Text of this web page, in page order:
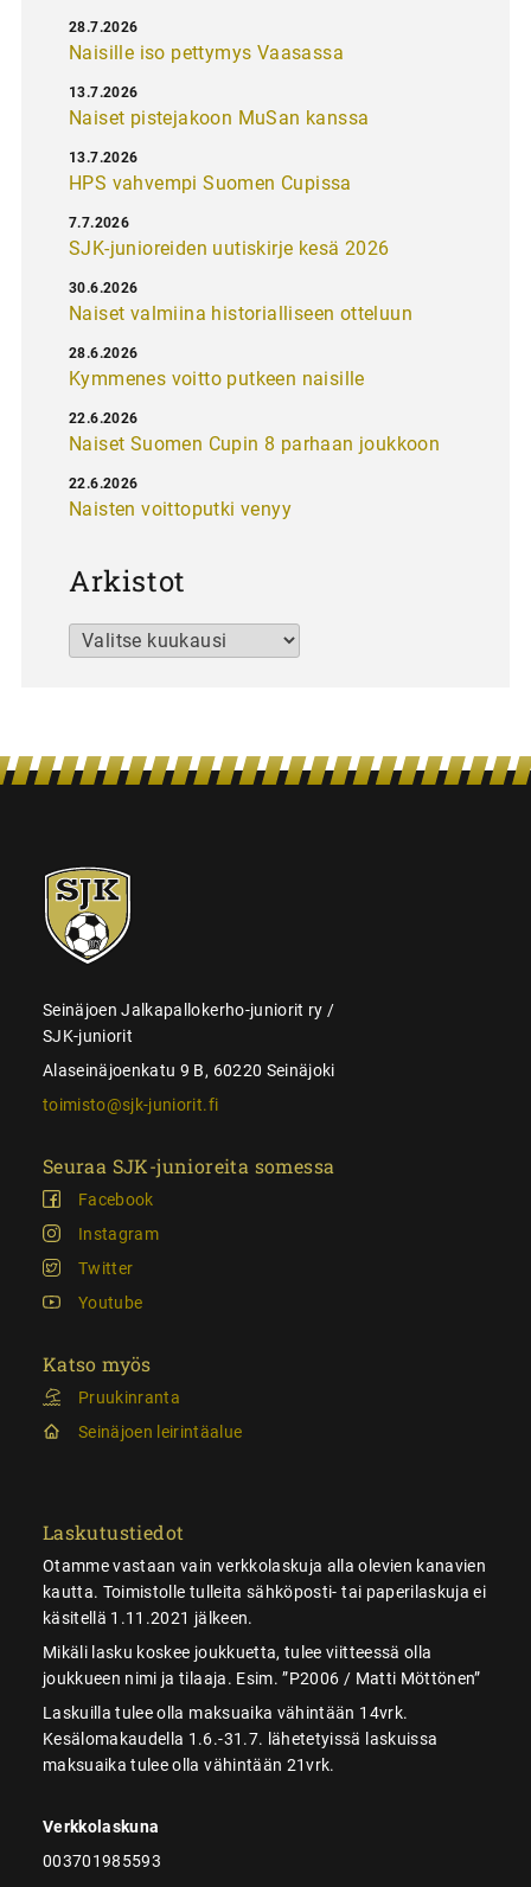
Naisille iso pettymys Vaasassa
28.7.2026
Naiset pistejakoon MuSan kanssa
13.7.2026
HPS vahvempi Suomen Cupissa
13.7.2026
SJK-junioreiden uutiskirje kesä 2026
7.7.2026
Naiset valmiina historialliseen otteluun
30.6.2026
Kymmenes voitto putkeen naisille
28.6.2026
Naiset Suomen Cupin 8 parhaan joukkoon
22.6.2026
Naisten voittoputki venyy
22.6.2026
Arkistot
Arkistot
SJK-
juniorit
Seinäjoen Jalkapallokerho-juniorit ry /
SJK-juniorit
Alaseinäjoenkatu 9 B, 60220 Seinäjoki
toimisto@sjk-juniorit.fi
Seuraa SJK-junioreita somessa
Facebook
Instagram
Twitter
Youtube
Katso myös
Pruukinranta
Seinäjoen leirintäalue
Laskutustiedot
Otamme vastaan vain verkkolaskuja alla olevien kanavien
kautta. Toimistolle tulleita sähköposti- tai paperilaskuja ei
käsitellä 1.11.2021 jälkeen.
Mikäli lasku koskee joukkuetta, tulee viitteessä olla
joukkueen nimi ja tilaaja. Esim. ”P2006 / Matti Möttönen”
Laskuilla tulee olla maksuaika vähintään 14vrk.
Kesälomakaudella 1.6.-31.7. lähetetyissä laskuissa
maksuaika tulee olla vähintään 21vrk.
Verkkolaskuna
003701985593